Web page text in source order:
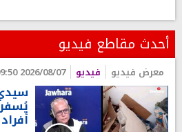
أحدث مقاطع فيديو
معرض فيديو فيديو 2026/08/07 09:50